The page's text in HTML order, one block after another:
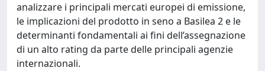
analizzare i principali mercati europei di emissione,
le implicazioni del prodotto in seno a Basilea 2 e le
determinanti fondamentali ai fini dell’assegnazione
di un alto rating da parte delle principali agenzie
internazionali.